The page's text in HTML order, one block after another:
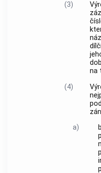
(3)
na
(4)
a)